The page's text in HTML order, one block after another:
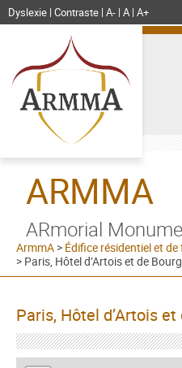
Dyslexie Contraste A- A A+
ARMMA
ARmorial
ArmmA > Édifice résidentiel et
> Paris, Hôtel d’Artois et de
Paris, Hôtel d’Artois